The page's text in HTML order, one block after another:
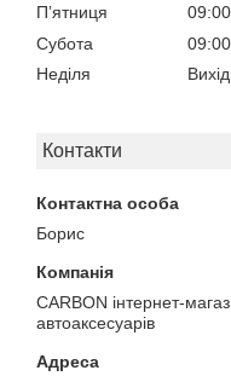
Пʼятниця
09:00
Субота
09:00
Неділя
Контакти
Борис
CARBON інтернет-
автоаксесуарів